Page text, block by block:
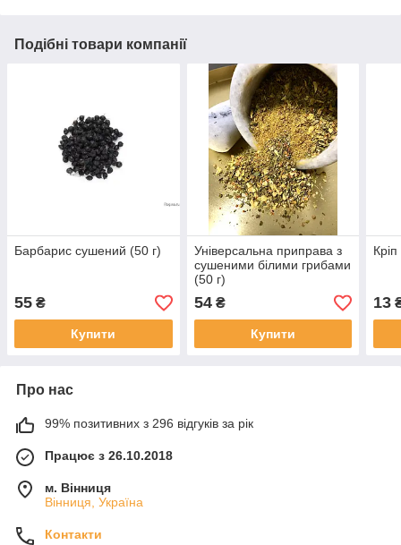
Подібні товари компанії
Барбарис сушений (50 г)
55 ₴
Купити
Універсальна приправа з
сушеними білими грибами
(50 г)
54₴
Купити
13
Про нас
99% позитивних з 296 відгуків за рік
Працює з 26.10.2018
м. Вінниця
Вінниця, Україна
Контакти